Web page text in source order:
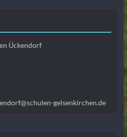
Ückendorf
gelsenkirchen.de